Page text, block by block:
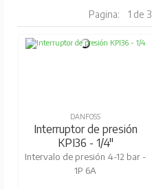
Pagina: 1 de 3
DANFOSS
Interruptor de presión
KPI36 - 1/4"
Intervalo de presión 4-12 bar -
1P 6A